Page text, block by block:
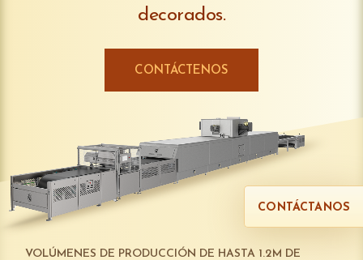
decorados.
CONTÁCTENOS
VOLÚMENES DE PRODUCCIÓN DE HASTA 1.2M DE
CONTÁCTANOS